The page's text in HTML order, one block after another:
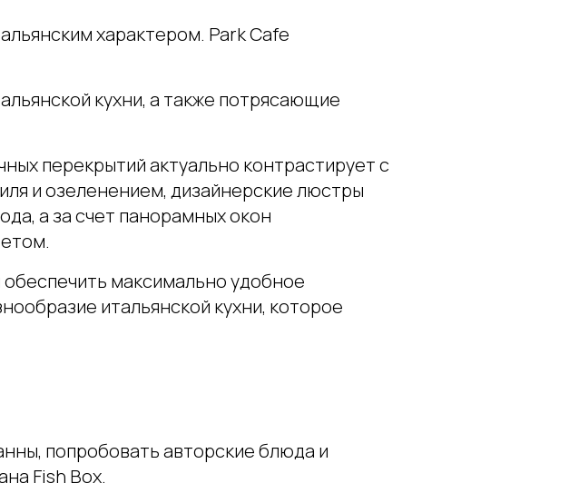
характером. Park Cafe
кухни, а также потрясающие
перекрытий актуально контрастирует с
и озеленением, дизайнерские люстры
а за счет панорамных окон
максимально удобное
итальянской кухни, которое
попробовать авторские блюда и
Fish Box.